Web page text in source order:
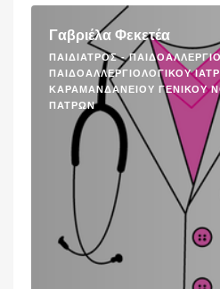
Γαβριέλα Φεκετέα
ΠΑΙΔΊΑΤΡΟΣ -
ΠΑΙΔΟΑΛΛΕΡΓΙΟΛΟΓΙΚΟΎ
ΚΑΡΑΜΑΝΔΑΝΕΊΟΥ ΓΕΝΙΚΟΎ
ΠΑΤΡΏΝ